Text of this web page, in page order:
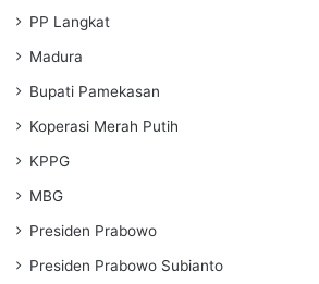
PP Langkat
Madura
Bupati Pamekasan
Koperasi Merah Putih
KPPG
MBG
Presiden Prabowo
Presiden Prabowo Subianto